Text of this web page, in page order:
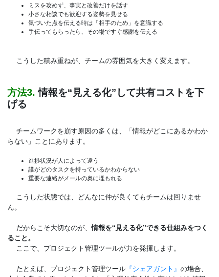
ミスを攻めず、事実と改善だけを話す
小さな相談でも歓迎する姿勢を見せる
気づいた点を伝える時は「相手のため」を意識する
手伝ってもらったら、その場ですぐ感謝を伝える
こうした積み重ねが、チームの雰囲気を大きく変えます。
方法3.情報を“見える化”して共有コストを下
げる
チームワークを崩す原因の多くは、「情報がどこにあるかわか
らない」ことにあります。
進捗状況が人によって違う
誰がどのタスクを持っているかわからない
重要な連絡がメールの奥に埋もれる
こうした状態では、どんなに仲が良くてもチームは回りませ
ん。
だからこそ大切なのが、情報を“見える化”できる仕組みをつく
ること。
ここで、プロジェクト管理ツールが力を発揮します。
たとえば、プロジェクト管理ツール 『シェアガント』の場合、